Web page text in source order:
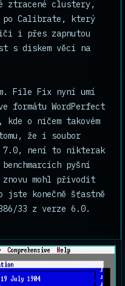
ztracené clustery,
po Calibrate, který
i přes zapnutou
s diskem věci na
File Fix nyní umí
formátu WordPerfect
o ničem takovém
že i soubor
7.0, není to nikterak
pyšní
znovu mohl přivodit
jste konečně šťastně
33 z verze 6.0.